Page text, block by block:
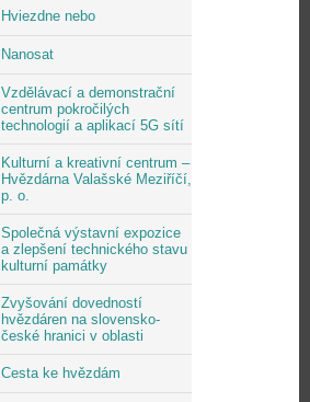
Hviezdne nebo
Nanosat
Vzdělávací a demonstrační
centrum pokročilých
technologií a aplikací 5G sítí
Kulturní a kreativní centrum –
Hvězdárna Valašské Meziříčí,
p. o.
Společná výstavní expozice
a zlepšení technického stavu
kulturní památky
Zvyšování dovedností
hvězdáren na slovensko-
české hranici v oblasti
Cesta ke hvězdám